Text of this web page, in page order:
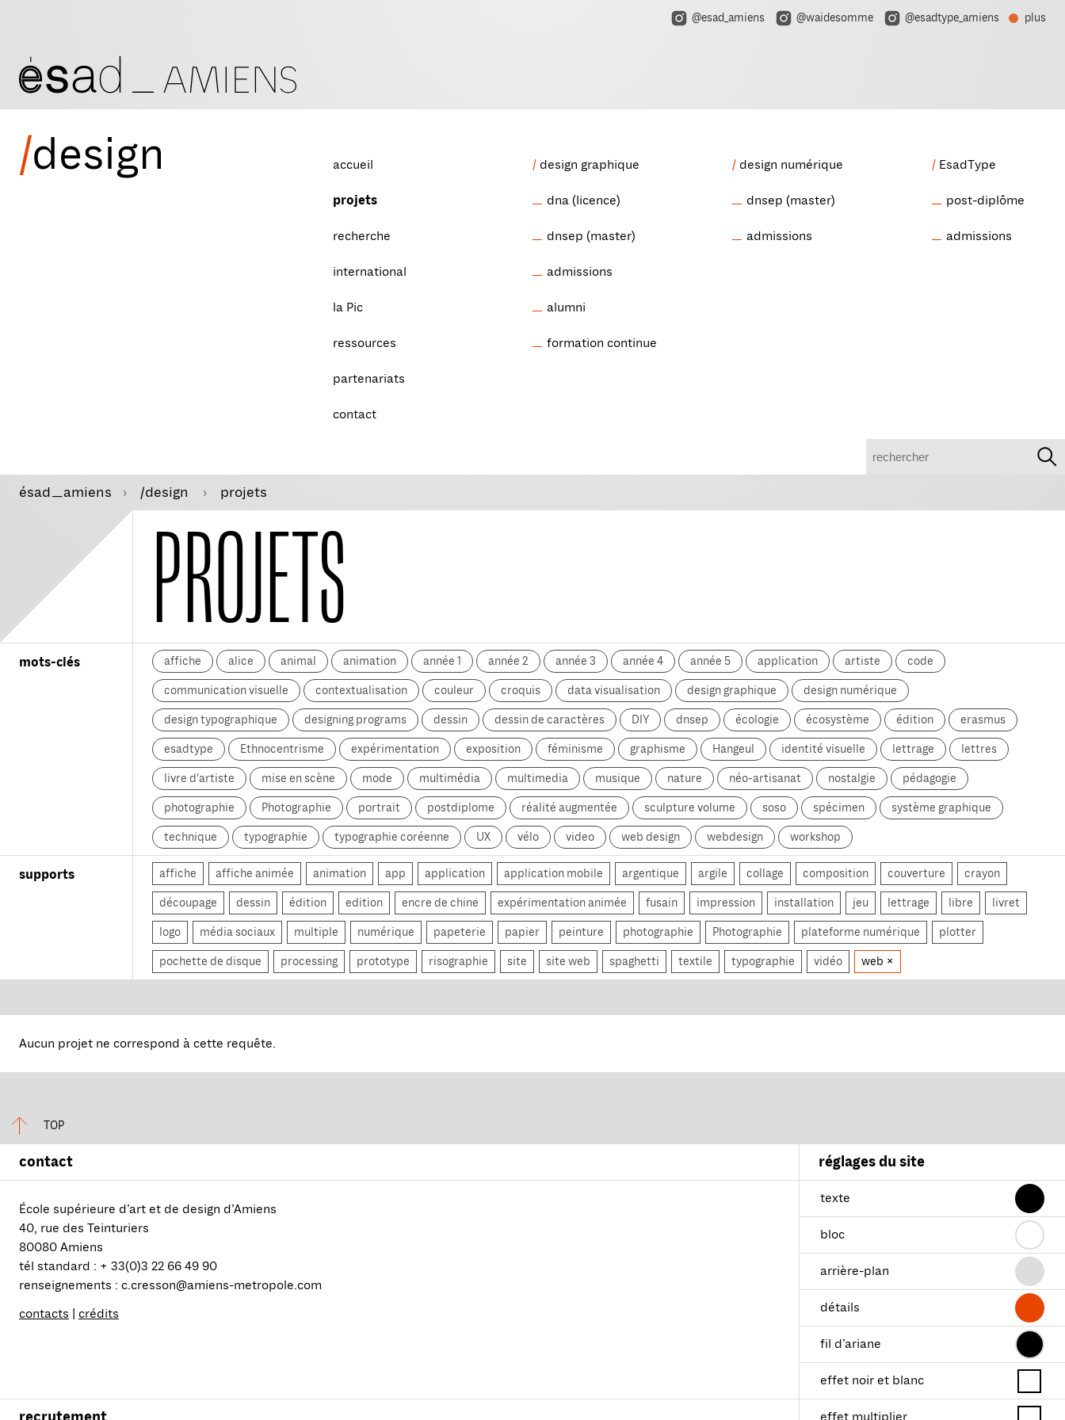
@esad_amiens @waidesomme @esadtype_amiens plus
/design accueil
projets
recherche
international
la Pic
ressources
partenariats
contact
design graphique
dna (licence)
dnsep (master)
admissions
alumni
formation continue
design numérique
dnsep (master)
admissions
EsadType
post-diplôme
admissions
ésad—amiens /design projets
PROJETS
mots-clés affiche alice animal animation année 1 année 2 année 3 année 4 année 5 application artiste code
communication visuelle contextualisation couleur croquis data visualisation design graphique design numérique
design typographique designing programs dessin dessin de caractères DIY dnsep écologie écosystème édition erasmus
esadtype Ethnocentrisme expérimentation exposition féminisme graphisme Hangeul identité visuelle lettrage lettres
livre d'artiste mise en scène mode multimédia multimedia musique nature néo-artisanat nostalgie pédagogie
photographie Photographie portrait postdiplome réalité augmentée sculpture volume soso spécimen système graphique
technique typographie typographie coréenne UX vélo video web design webdesign workshop
supports affiche affiche animée animation app application application mobile argentique argile collage composition couverture crayon
découpage dessin édition edition encre de chine expérimentation animée fusain impression installation jeu lettrage libre livret
logo média sociaux multiple numérique papeterie papier peinture photographie Photographie plateforme numérique plotter
pochette de disque processing prototype risographie site site web spaghetti textile typographie vidéo web
Aucun projet ne correspond à cette requête.
TOP
contact
École supérieure d’art et de design d’Amiens
40, rue des Teinturiers
80080 Amiens
tél standard : + 33(0)3 22 66 49 90
renseignements : c.cresson@amiens-metropole.com
contacts
crédits
réglages du site
texte
bloc
arrière-plan
détails
fil d’ariane
effet noir et blanc